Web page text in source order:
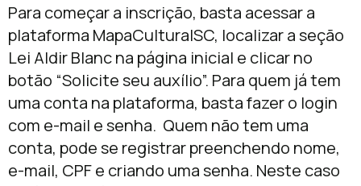
Para começar a inscrição, basta acessar a
plataforma MapaCulturalSC, localizar a seção
Lei Aldir Blanc na página inicial e clicar no
botão “Solicite seu auxílio”. Para quem já tem
uma conta na plataforma, basta fazer o login
com e-mail e senha. Quem não tem uma
conta, pode se registrar preenchendo nome,
e-mail, CPF e criando uma senha. Neste caso